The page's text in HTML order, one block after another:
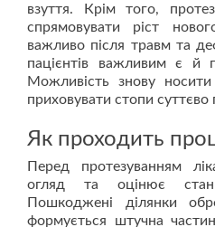
взуття. Крім того,
спрямовувати ріст
важливо після травм та
пацієнтів важливим є й
Можливість знову
приховувати стопи
Як проходить
Перед протезуванням
огляд та оцінює стан
Пошкоджені ділянки
формується штучна